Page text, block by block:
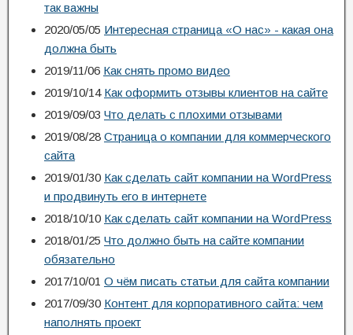
так важны
2020/05/05 Интересная страница «О нас» - какая она
должна быть
2019/11/06 Как снять промо видео
2019/10/14 Как оформить отзывы клиентов на сайте
2019/09/03 Что делать с плохими отзывами
2019/08/28 Страница о компании для коммерческого
сайта
2019/01/30 Как сделать сайт компании на WordPress
и продвинуть его в интернете
2018/10/10 Как сделать сайт компании на WordPress
2018/01/25 Что должно быть на сайте компании
обязательно
2017/10/01 О чём писать статьи для сайта компании
2017/09/30 Контент для корпоративного сайта: чем
наполнять проект